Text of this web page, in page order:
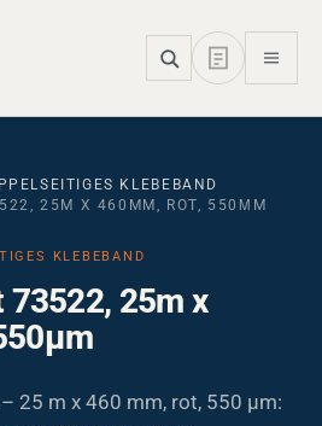
KLEBEBAND
25M X 460MM, ROT, 550ΜM
KLEBEBAND
25m x
25 m x 460 mm, rot, 550 µm: